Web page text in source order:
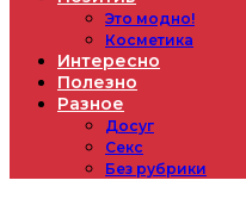
Это модно!
Косметика
Интересно
Полезно
Разное
Досуг
Секс
Без рубрики